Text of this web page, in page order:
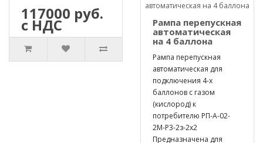
117000 руб.
с НДС
Рампа перепускная
автоматическая
на 4 баллона
Рампа перепускная
автоматическая для
подключения 4-х
баллонов с газом
(кислород) к
потребителю РП-А-02-
2М-Р3-2з-2х2
Предназначена для